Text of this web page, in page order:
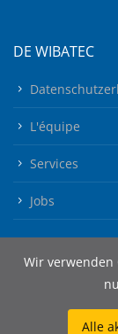
DE WIBATEC
L'équipe
Services
Jobs
Wir verwenden
Alle